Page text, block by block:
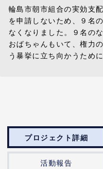
輪島市朝市組合の実効支
を申請しないため、９名
なくなりました。９名の
おばちゃんもいて、権力
う暴挙に立ち向かうため
プロジェクト詳細
活動報告